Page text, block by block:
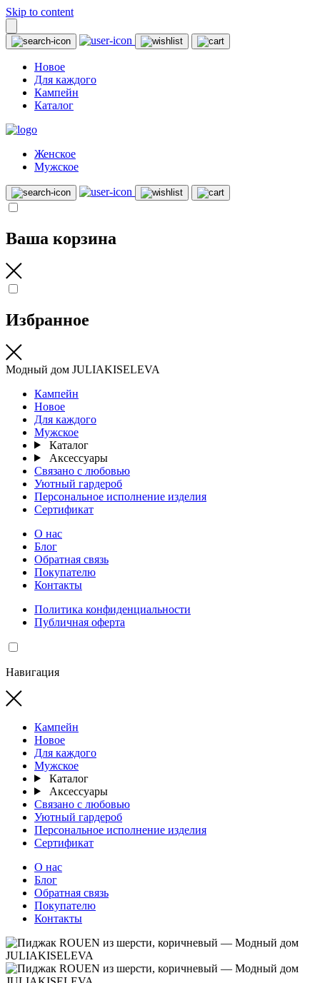
Skip to content
Новое
Для каждого
Кампейн
Каталог
Женское
Мужское
Ваша корзина
Избранное
Модный дом JULIAKISELEVA
Кампейн
Новое
Для каждого
Мужское
Каталог
Аксессуары
Связано с любовью
Уютный гардероб
Персональное исполнение изделия
Сертификат
О нас
Блог
Обратная связь
Покупателю
Контакты
Политика конфиденциальности
Публичная оферта
Навигация
Кампейн
Новое
Для каждого
Мужское
Каталог
Аксессуары
Связано с любовью
Уютный гардероб
Персональное исполнение изделия
Сертификат
О нас
Блог
Обратная связь
Покупателю
Контакты